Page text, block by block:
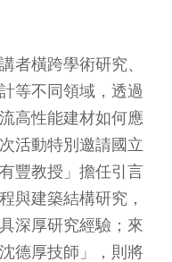
者橫跨學術研究、
等不同領域，透過
高性能建材如何應
活動特別邀請國立
豐教授」擔任引言
與建築結構研究，
深厚研究經驗；來
德厚技師」，則將